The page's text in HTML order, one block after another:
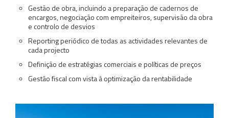
Gestão de obra, incluindo a preparação de cadernos de
encargos, negociação com empreiteiros, supervisão da obra
e controlo de desvios
Reporting periódico de todas as actividades relevantes de
cada projecto
Definição de estratégias comerciais e políticas de preços
Gestão fiscal com vista à optimização da rentabilidade